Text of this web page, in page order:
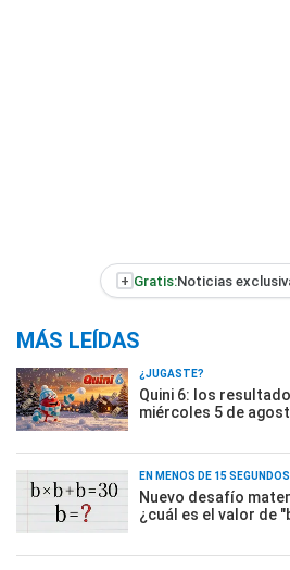
+ Gratis:Noticias
MÁS LEÍDAS
¿JUGASTE?
Quini 6: los
miércoles 5 de
EN MENOS DE 15 SEGUNDOS
Nuevo desafío
¿cuál es el valor de